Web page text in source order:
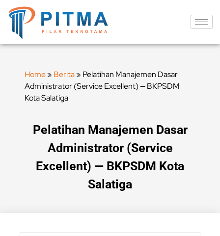
Home» Berita» Pelatihan Manajemen Dasar
Administrator (Service Excellent) — BKPSDM
Kota Salatiga
Pelatihan Manajemen Dasar
Administrator (Service
Excellent) — BKPSDM Kota
Salatiga